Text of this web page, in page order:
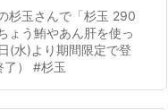
杉玉さんで「杉玉 290
ょう鮪やあん肝を使っ
(水)より期間限定で登
了） #杉玉